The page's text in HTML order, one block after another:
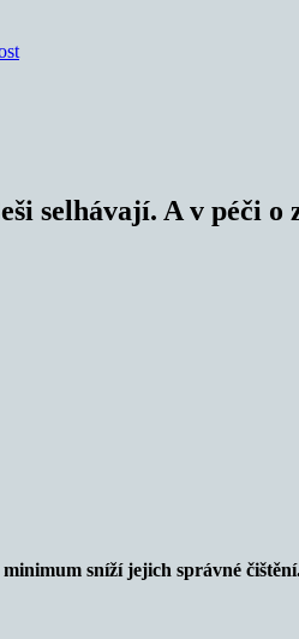
selhávají. A v péči o
sníží jejich správné